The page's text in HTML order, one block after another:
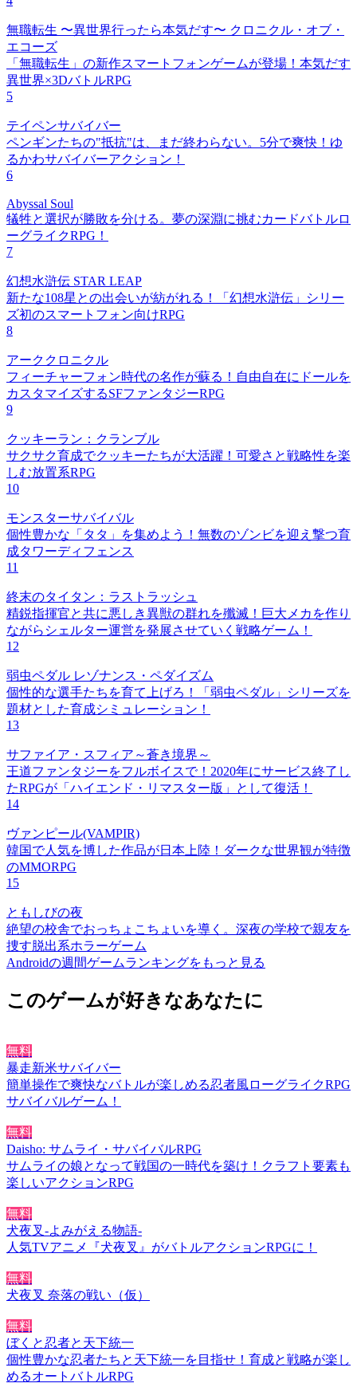
無職転生 〜異世界行ったら本気だす〜 クロニクル・オブ・
エコーズ
「無職転生」の新作スマートフォンゲームが登場！本気だす
異世界×3DバトルRPG
5
テイペンサバイバー
ペンギンたちの"抵抗"は、まだ終わらない。5分で爽快！ゆ
るかわサバイバーアクション！
6
Abyssal Soul
犠牲と選択が勝敗を分ける。夢の深淵に挑むカードバトルロ
ーグライクRPG！
7
幻想水滸伝 STAR LEAP
新たな108星との出会いが紡がれる！「幻想水滸伝」シリー
ズ初のスマートフォン向けRPG
8
アーククロニクル
フィーチャーフォン時代の名作が蘇る！自由自在にドールを
カスタマイズするSFファンタジーRPG
9
クッキーラン：クランブル
サクサク育成でクッキーたちが大活躍！可愛さと戦略性を楽
しむ放置系RPG
10
モンスターサバイバル
個性豊かな「タタ」を集めよう！無数のゾンビを迎え撃つ育
成タワーディフェンス
11
終末のタイタン：ラストラッシュ
精鋭指揮官と共に悪しき異獣の群れを殲滅！巨大メカを作り
ながらシェルター運営を発展させていく戦略ゲーム！
12
弱虫ペダル レゾナンス・ペダイズム
個性的な選手たちを育て上げろ！「弱虫ペダル」シリーズを
題材とした育成シミュレーション！
13
サファイア・スフィア～蒼き境界～
王道ファンタジーをフルボイスで！2020年にサービス終了し
たRPGが「ハイエンド・リマスター版」として復活！
14
ヴァンピール(VAMPIR)
韓国で人気を博した作品が日本上陸！ダークな世界観が特徴
のMMORPG
15
ともしびの夜
絶望の校舎でおっちょこちょいを導く。深夜の学校で親友を
捜す脱出系ホラーゲーム
Androidの週間ゲームランキングをもっと見る
このゲームが好きなあなたに
無料
暴走新米サバイバー
簡単操作で爽快なバトルが楽しめる忍者風ローグライクRPG
サバイバルゲーム！
無料
Daisho: サムライ・サバイバルRPG
サムライの娘となって戦国の一時代を築け！クラフト要素も
楽しいアクションRPG
無料
犬夜叉-よみがえる物語-
人気TVアニメ『犬夜叉』がバトルアクションRPGに！
無料
犬夜叉 奈落の戦い（仮）
無料
ぼくと忍者と天下統一
個性豊かな忍者たちと天下統一を目指せ！育成と戦略が楽し
めるオートバトルRPG